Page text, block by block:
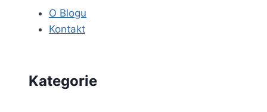
O Blogu
Kontakt
Kategorie